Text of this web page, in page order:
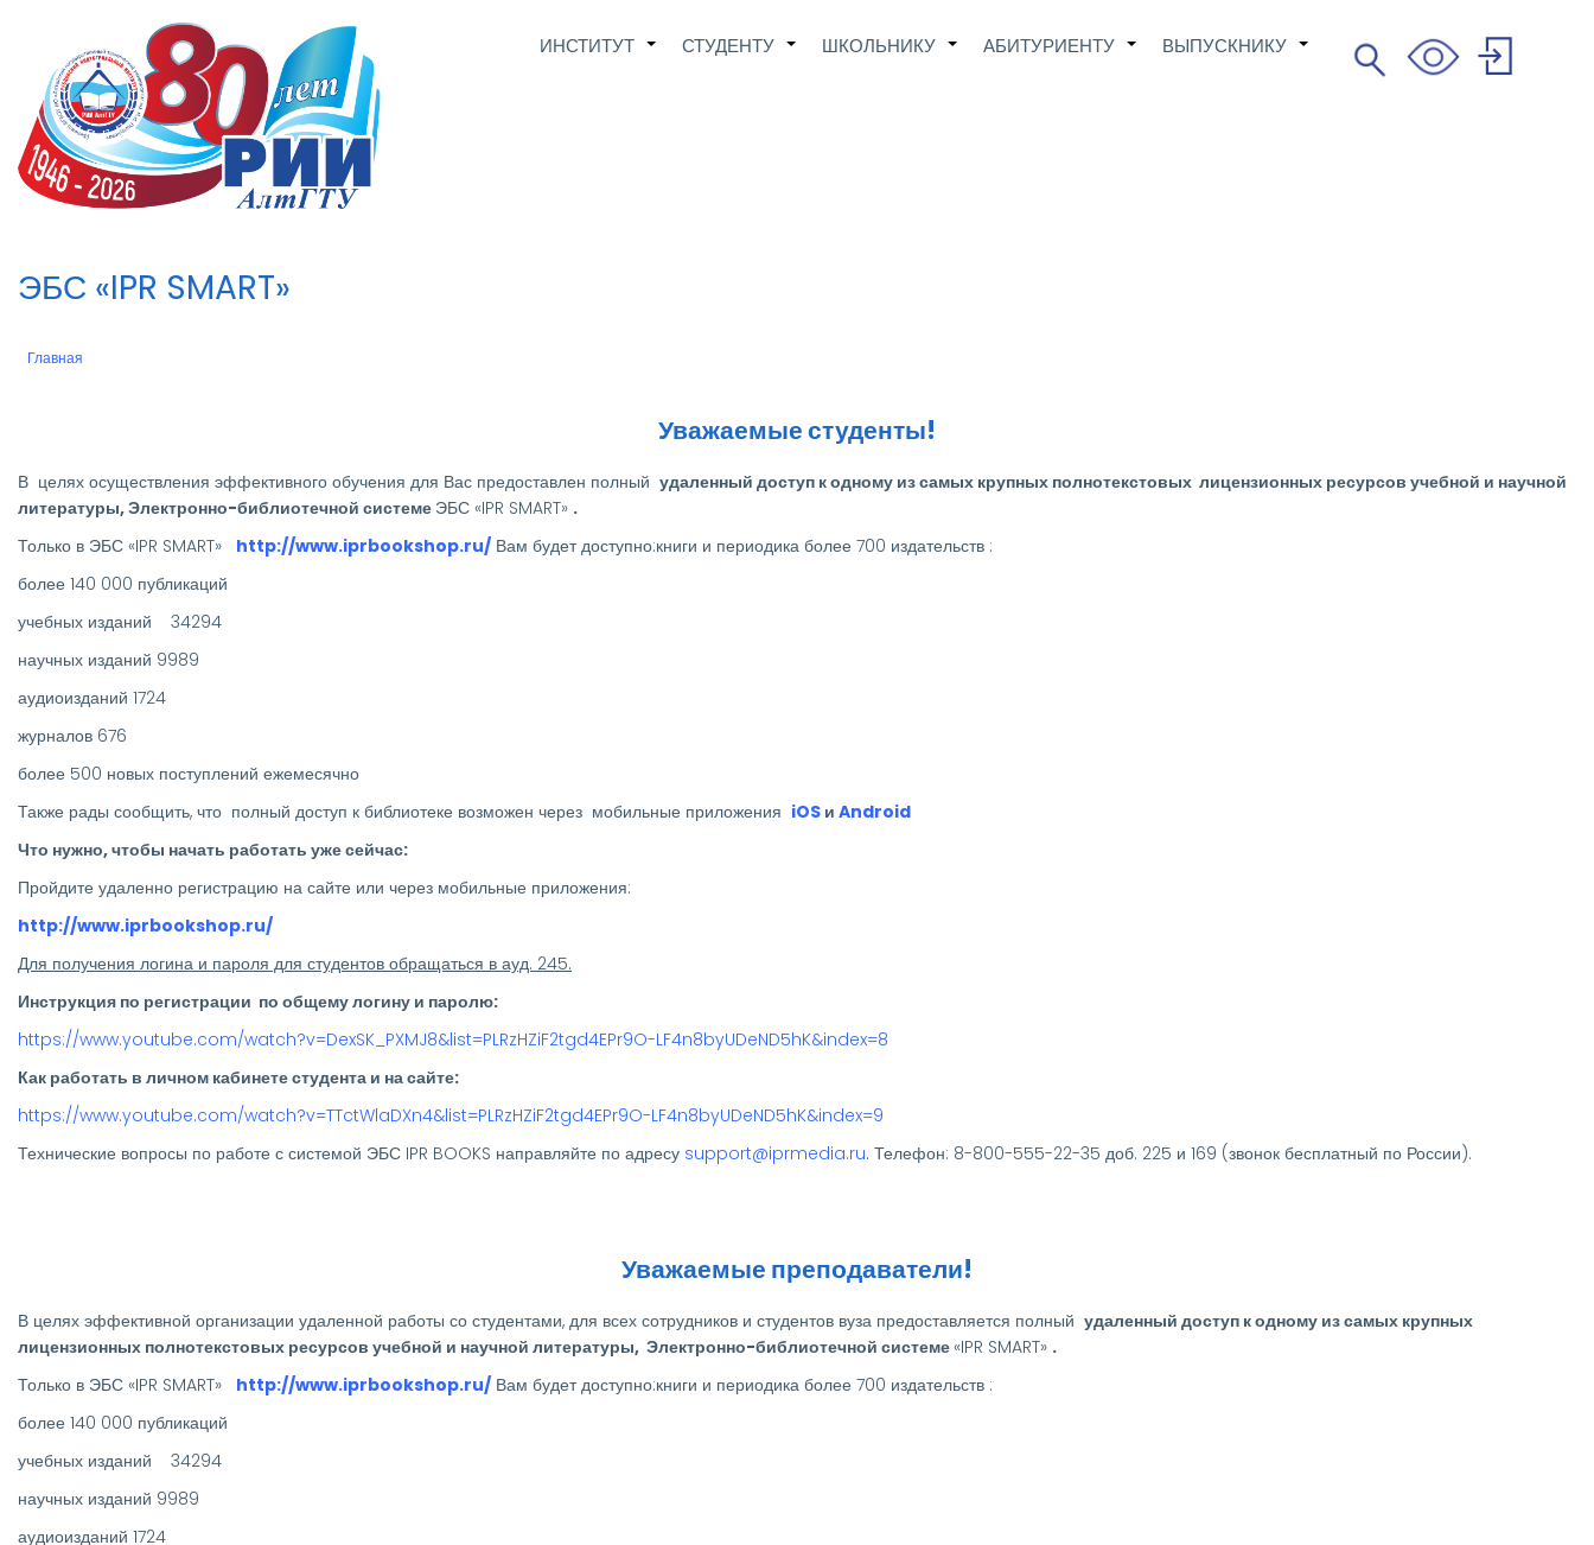
основному
содержанию
Main
+
ИНСТИТУТ +
СТУДЕНТУ +
ШКОЛЬНИКУ +
АБИТУРИЕНТУ +
ВЫПУСКНИКУ Search
Поиск
User
ЭБС «IPR SMART»
Строка
Главная
Уважаемые студенты!
В целях осуществления эффективного обучения для Вас предоставлен полный удаленный доступ к одному из самых крупных полнотекстовых лицензионных ресурсов учебной и научной
литературы, Электронно-библиотечной системе ЭБС «IPR SMART» .
Только в ЭБС «IPR SMART» http://www.iprbookshop.ru/ Вам будет доступно:книги и периодика более 700 издательств :
более 140 000 публикаций
учебных изданий 34294
научных изданий 9989
аудиоизданий 1724
журналов 676
более 500 новых поступлений ежемесячно
Также рады сообщить, что полный доступ к библиотеке возможен через мобильные приложения iOS и Android
Что нужно, чтобы начать работать уже сейчас:
Пройдите удаленно регистрацию на сайте или через мобильные приложения:
http://www.iprbookshop.ru/
Для получения логина и пароля для студентов обращаться в ауд. 245.
Инструкция по регистрации по общему логину и паролю:
https://www.youtube.com/watch?v=DexSK_PXMJ8&list=PLRzHZiF2tgd4EPr9O-LF4n8byUDeND5hK&index=8
Как работать в личном кабинете студента и на сайте:
https://www.youtube.com/watch?v=TTctWlaDXn4&list=PLRzHZiF2tgd4EPr9O-LF4n8byUDeND5hK&index=9
Технические вопросы по работе с системой ЭБС IPR BOOKS направляйте по адресу support@iprmedia.ru. Телефон: 8-800-555-22-35 доб. 225 и 169 (звонок бесплатный по России).
Уважаемые преподаватели!
В целях эффективной организации удаленной работы со студентами, для всех сотрудников и студентов вуза предоставляется полный удаленный доступ к одному из самых крупных
лицензионных полнотекстовых ресурсов учебной и научной литературы, Электронно-библиотечной системе«IPR SMART» .
Только в ЭБС «IPR SMART» http://www.iprbookshop.ru/ Вам будет доступно:книги и периодика более 700 издательств :
более 140 000 публикаций
учебных изданий 34294
научных изданий 9989
аудиоизданий 1724